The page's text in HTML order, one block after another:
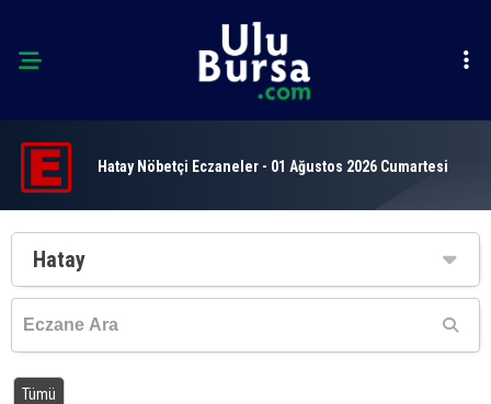
Hatay Nöbetçi Eczaneler - 01 Ağustos 2026 Cumartesi
Hatay
Tümü